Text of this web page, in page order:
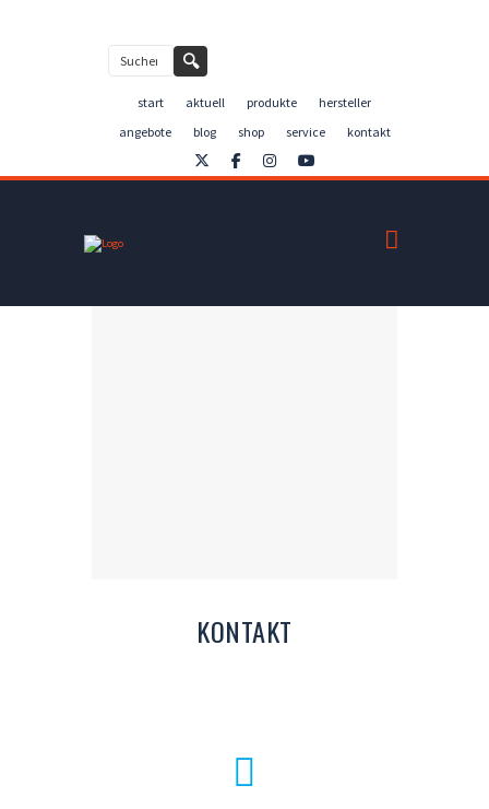
🔍
start aktuell produkte
hersteller
angebote
blog shop service kontakt
KONTAKT